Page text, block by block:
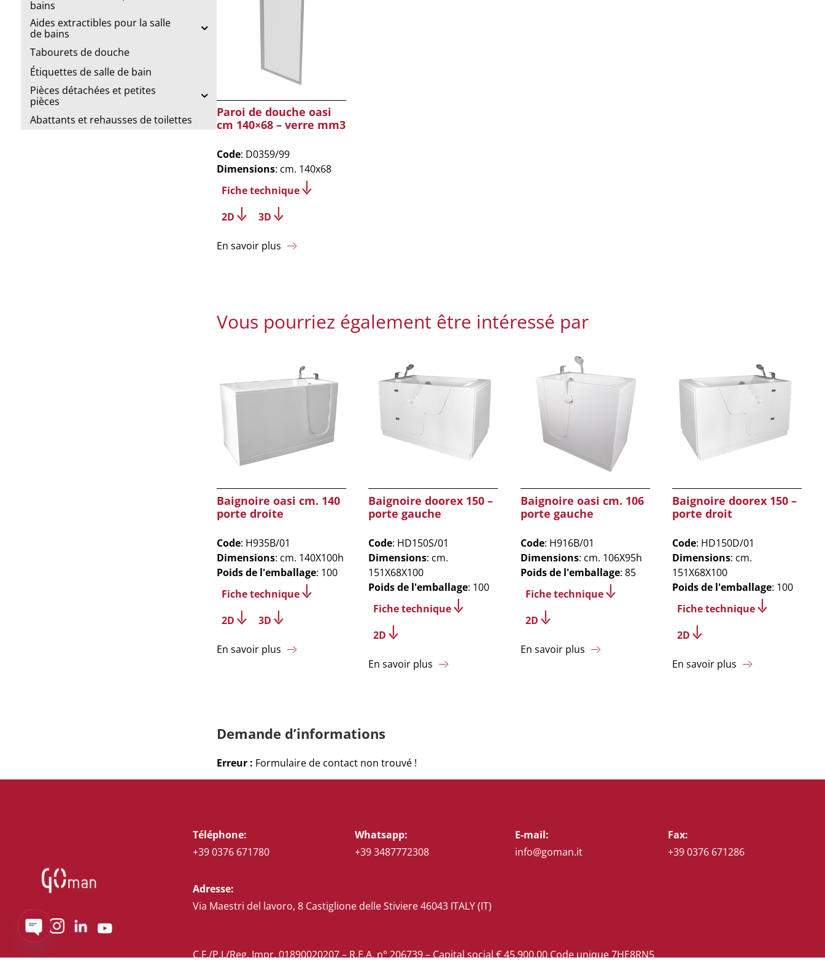
bains
Aides extractibles pour la salle
de bains
Tabourets de douche
Étiquettes de salle de bain
Pièces détachées et petites
pièces
Abattants et rehausses de toilettes
Paroi de douche oasi
cm 140×68 – verre mm3
Code: D0359/99
Dimensions: cm. 140x68
Fiche technique
2D
3D
En savoir plus
Vous pourriez également être intéressé par
Baignoire oasi cm. 140
porte droite
Code: H935B/01
Dimensions: cm. 140X100h
Poids de l'emballage: 100
Fiche technique
2D
3D
En savoir plus
Baignoire doorex 150 –
porte gauche
Code: HD150S/01
Dimensions: cm.
151X68X100
Poids de l'emballage: 100
Fiche technique
2D
En savoir plus
Baignoire oasi cm. 106
porte gauche
Code: H916B/01
Dimensions: cm. 106X95h
Poids de l'emballage: 85
Fiche technique
2D
En savoir plus
Baignoire doorex 150 –
porte droit
Code: HD150D/01
Dimensions: cm.
151X68X100
Poids de l'emballage: 100
Fiche technique
2D
En savoir plus
Demande d’informations
Erreur : Formulaire de contact non trouvé !
Téléphone:
+39 0376 671780
Whatsapp:
+39 3487772308
E-mail:
info@goman.it
Fax:
+39 0376 671286
Adresse:
Via Maestri del lavoro, 8 Castiglione delle Stiviere 46043 ITALY (IT)
C.F./P.I./Reg. Impr. 01890020207 – R.E.A. n° 206739 – Capital social € 45.900,00 Code unique 7HE8RN5
Open
chaty